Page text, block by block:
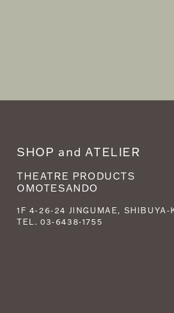
SHOP and ATELIER
THEATRE PRODUCTS
OMOTESANDO
1F 4-26-24 JINGUMAE, SHIBUYA-
TEL. 03-6438-1755